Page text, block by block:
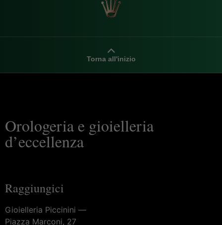
Torna all'inizio
Orologeria e gioielleria
d’eccellenza
Raggiungici
Gioielleria Piccinini —
Piazza Marconi, 27